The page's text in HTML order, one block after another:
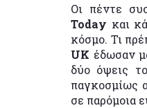
Οι πέντε
Today και
κόσμο. Τι
UK έδωσαν
δύο όψεις
παγκοσμίως
σε παρόμοια